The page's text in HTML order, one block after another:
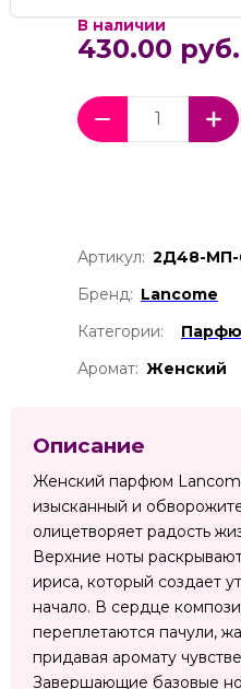
В наличии
430.00 руб.
Артикул: 2Д48-МП-
Бренд: Lancome
Категории:
Аромат: Женский
Описание
Женский парфюм
изысканный и
олицетворяет радость
Верхние ноты
ириса, который создает
начало. В сердце
переплетаются пачули,
придавая аромату
Завершающие базовые